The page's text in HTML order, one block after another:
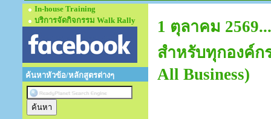
In-house Training
บริการจัดกิจกรรม Walk Rally
ค้นหาหัวข้อ/หลักสูตรต่างๆ
1 ตุลาคม
สำหรับทุกองค์ก
All Business)